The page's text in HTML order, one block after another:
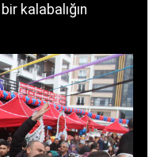
kalabalığın